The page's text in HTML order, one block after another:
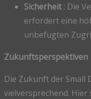
Sicherheit: Die
erfordert eine
unbefugten
Zukunftsperspektiven
Die Zukunft der Small
vielversprechend. Hier